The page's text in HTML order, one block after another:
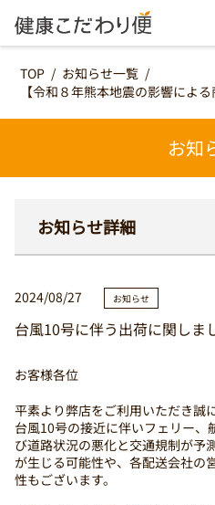
TOP / お知らせ一覧 /
【令和８年熊本地震の影響によ
お知
お知らせ詳細
2024/08/27 お知らせ
台風10号に伴う出荷に関しま
お客様各位
平素より弊店をご利用いただき誠
台風10号の接近に伴いフェリー、
び道路状況の悪化と交通規制が予
が生じる可能性や、各配送会社の
性もございます。